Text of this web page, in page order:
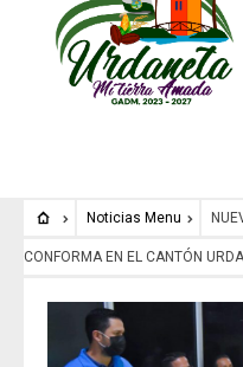
Noticias Menu
CONFORMA EN EL CANTÓN